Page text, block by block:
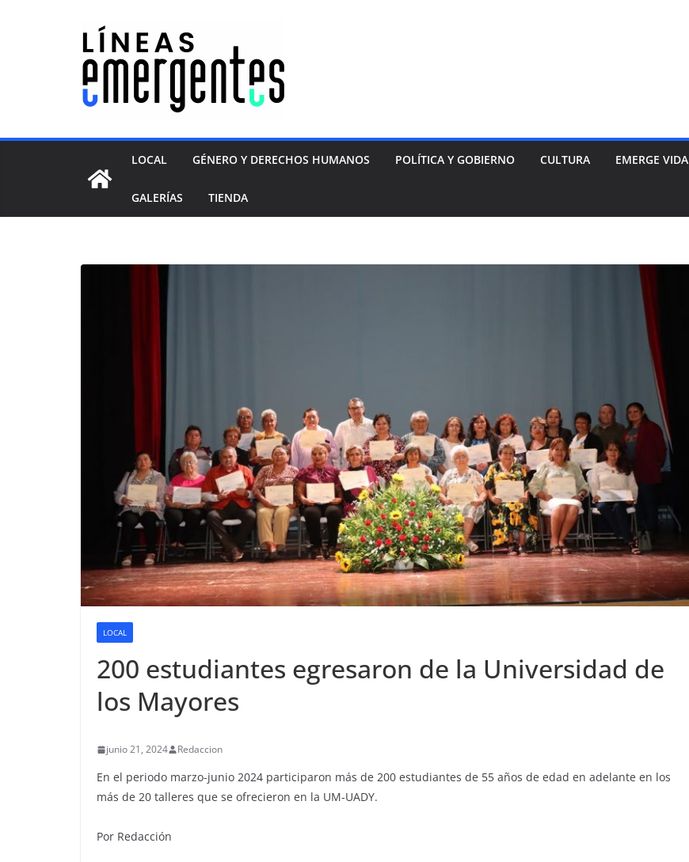
LOCAL GÉNERO Y DERECHOS HUMANOS POLÍTICA Y GOBIERNO CULTURA EMERGE VIDA
GALERÍAS TIENDA
LOCAL
200 estudiantes egresaron de la Universidad de
los Mayores
junio 21, 2024 Redaccion
En el periodo marzo-junio 2024 participaron más de 200 estudiantes de 55 años de edad en adelante en los
más de 20 talleres que se ofrecieron en la UM-UADY.
Por Redacción